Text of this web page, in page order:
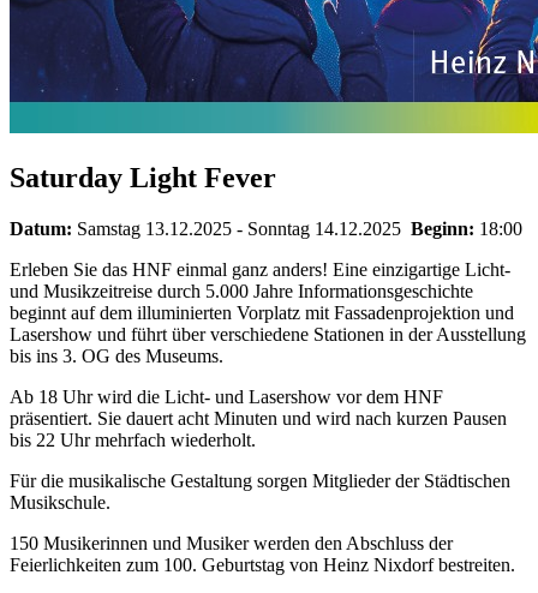
Saturday Light Fever
Datum: Samstag 13.12.2025 - Sonntag 14.12.2025 Beginn: 18:00
Erleben Sie das HNF einmal ganz anders! Eine einzigartige Licht-
und Musikzeitreise durch 5.000 Jahre Informationsgeschichte
beginnt auf dem illuminierten Vorplatz mit Fassadenprojektion und
Lasershow und führt über verschiedene Stationen in der Ausstellung
bis ins 3. OG des Museums.
Ab 18 Uhr wird die Licht- und Lasershow vor dem HNF
präsentiert. Sie dauert acht Minuten und wird nach kurzen Pausen
bis 22 Uhr mehrfach wiederholt.
Für die musikalische Gestaltung sorgen Mitglieder der Städtischen
Musikschule.
150 Musikerinnen und Musiker werden den Abschluss der
Feierlichkeiten zum 100. Geburtstag von Heinz Nixdorf bestreiten.